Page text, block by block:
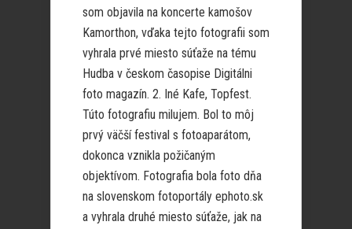
som objavila na koncerte kamošov
Kamorthon, vďaka tejto fotografii som
vyhrala prvé miesto súťaže na tému
Hudba v českom časopise Digitálni
foto magazín. 2. Iné Kafe, Topfest.
Túto fotografiu milujem. Bol to môj
prvý väčší festival s fotoaparátom,
dokonca vznikla požičaným
objektívom. Fotografia bola foto dňa
na slovenskom fotoportály ephoto.sk
a vyhrala druhé miesto súťaže, jak na